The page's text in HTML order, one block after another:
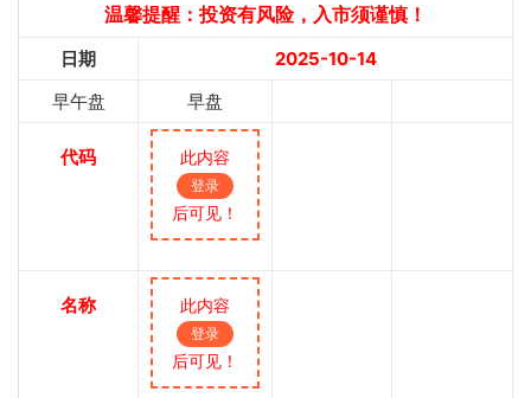
温馨提醒：投资有风险，入市须谨慎！
日期
2025-10-14
早午盘
早盘
代码 此内容
登录
后可见！
名称 此内容
登录
后可见！